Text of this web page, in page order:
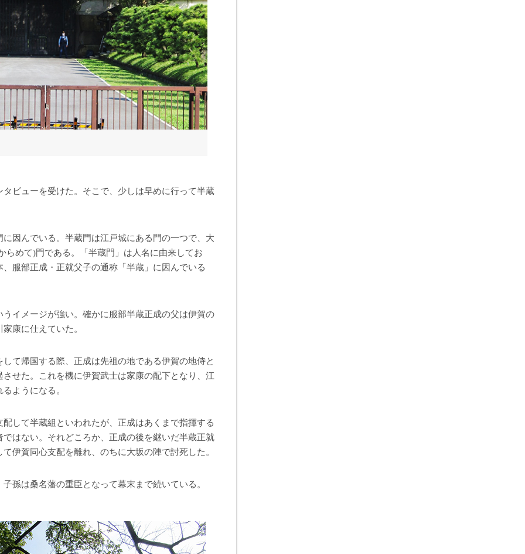
ビューを受けた。そこで、少しは早めに行って半蔵
因んでいる。半蔵門は江戸城にある門の一つで、大
らめて)門である。「半蔵門」は人名に由来してお
服部正成・正就父子の通称「半蔵」に因んでいる
イメージが強い。確かに服部半蔵正成の父は伊賀の
康に仕えていた。
て帰国する際、正成は先祖の地である伊賀の地侍と
せた。これを機に伊賀武士は家康の配下となり、江
ようになる。
して半蔵組といわれたが、正成はあくまで指揮する
はない。それどころか、正成の後を継いだ半蔵正就
伊賀同心支配を離れ、のちに大坂の陣で討死した。
孫は桑名藩の重臣となって幕末まで続いている。